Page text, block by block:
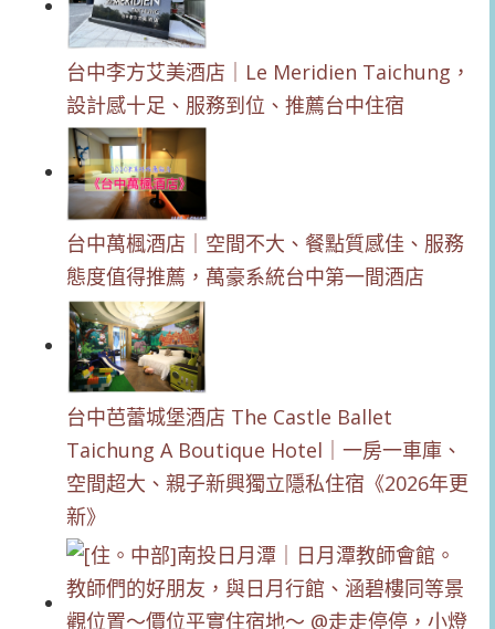
台中李方艾美酒店｜Le Meridien Taichung，
設計感十足、服務到位、推薦台中住宿
台中萬楓酒店｜空間不大、餐點質感佳、服務
態度值得推薦，萬豪系統台中第一間酒店
台中芭蕾城堡酒店 The Castle Ballet
Taichung A Boutique Hotel｜一房一車庫、
空間超大、親子新興獨立隱私住宿《2026年更
新》